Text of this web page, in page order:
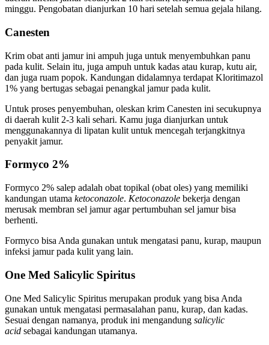
minggu. Pengobatan dianjurkan 10 hari setelah semua gejala hilang.
Canesten
Krim obat anti jamur ini ampuh juga untuk menyembuhkan panu
pada kulit. Selain itu, juga ampuh untuk kadas atau kurap, kutu air,
dan juga ruam popok. Kandungan didalamnya terdapat Kloritimazol
1% yang bertugas sebagai penangkal jamur pada kulit.
Untuk proses penyembuhan, oleskan krim Canesten ini secukupnya
di daerah kulit 2-3 kali sehari. Kamu juga dianjurkan untuk
menggunakannya di lipatan kulit untuk mencegah terjangkitnya
penyakit jamur.
Formyco 2%
Formyco 2% salep adalah obat topikal (obat oles) yang memiliki
kandungan utama ketoconazole. Ketoconazole bekerja dengan
merusak membran sel jamur agar pertumbuhan sel jamur bisa
berhenti.
Formyco bisa Anda gunakan untuk mengatasi panu, kurap, maupun
infeksi jamur pada kulit yang lain.
One Med Salicylic Spiritus
One Med Salicylic Spiritus merupakan produk yang bisa Anda
gunakan untuk mengatasi permasalahan panu, kurap, dan kadas.
Sesuai dengan namanya, produk ini mengandung salicylic
acid sebagai kandungan utamanya.